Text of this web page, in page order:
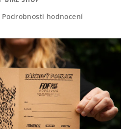
Podrobnosti hodnocení